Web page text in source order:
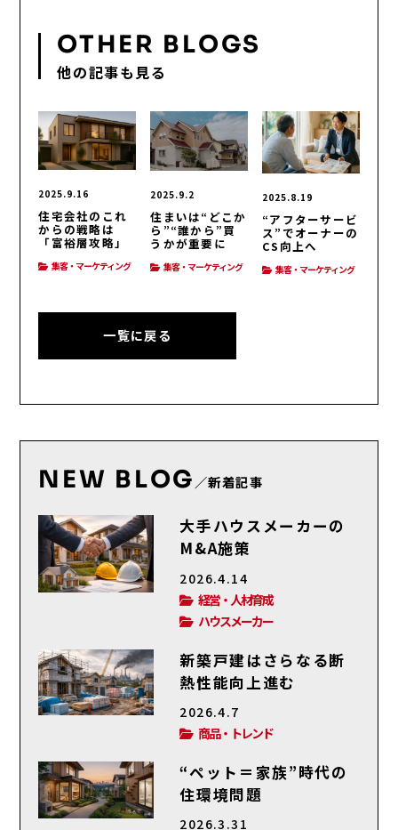
OTHER BLOGS
他の記事も見る
2025.9.16
住宅会社のこれ
からの戦略は
「富裕層攻略」
集客・マーケティング
2025.9.2
住まいは“どこか
ら”“誰から”買
うかが重要に
集客・マーケティング
2025.8.19
“アフターサービ
ス”でオーナーの
CS向上へ
集客・マーケティング
一覧に戻る
NEW BLOG／新着記事
大手ハウスメーカーの
M&A施策
2026.4.14
経営・人材育成
ハウスメーカー
新築戸建はさらなる断
熱性能向上進む
2026.4.7
商品・トレンド
“ペット＝家族”時代の
住環境問題
2026.3.31